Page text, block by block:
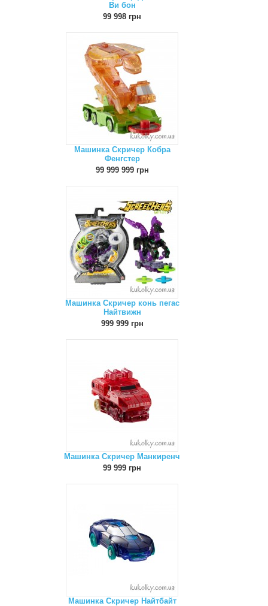
Ви бон
99 998 грн
Машинка Скричер Кобра
Фенгстер
99 999 999 грн
Машинка Скричер конь пегас
Найтвижн
999 999 грн
Машинка Скричер Манкиренч
99 999 грн
Машинка Скричер Найтбайт